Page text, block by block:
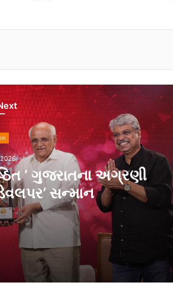
‘ ગુજરાતના અગ્રણી
સન્માન
વિશ્વસનીય ડેવલપર’ સન્માન